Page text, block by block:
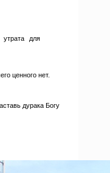
утрата для
ценного нет.
дурака Богу